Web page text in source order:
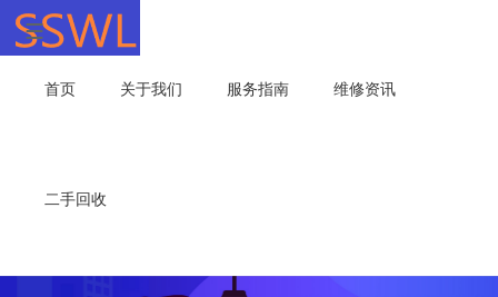
首页 关于我们 服务指南 维修资讯
二手回收